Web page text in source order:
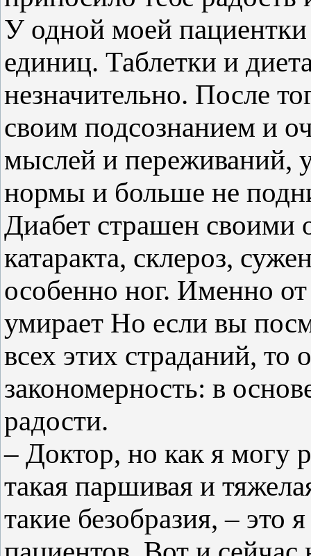
У одной моей
единиц. Таблетки и
незначительно. После
своим подсознанием и
мыслей и переживаний,
нормы и больше не
Диабет страшен своими
катаракта, склероз,
особенно ног. Именно
умирает Но если вы
всех этих страданий, то
закономерность: в
радости.
– Доктор, но как я могу
такая паршивая и
такие безобразия, – это